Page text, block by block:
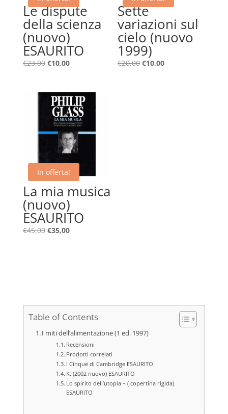
Le dispute
della scienza
(nuovo)
ESAURITO
€23,00 Il
era:
€23,00.
€10,00Il
è:
€10,00.
Sette
variazioni sul
cielo (nuovo
1999)
€20,00 Il
€10,00Il
In offerta!
La mia musica
(nuovo)
ESAURITO
€45,00 Il
€35,00Il
Table of Contents
I miti dell’alimentazione (1 ed. 1997)
Recensioni
Prodotti correlati
I Cinque di Cambridge ESAURITO
K. (2002 nuovo) ESAURITO
Lo spirito dell’utopia – ( copertina rigida)
ESAURITO